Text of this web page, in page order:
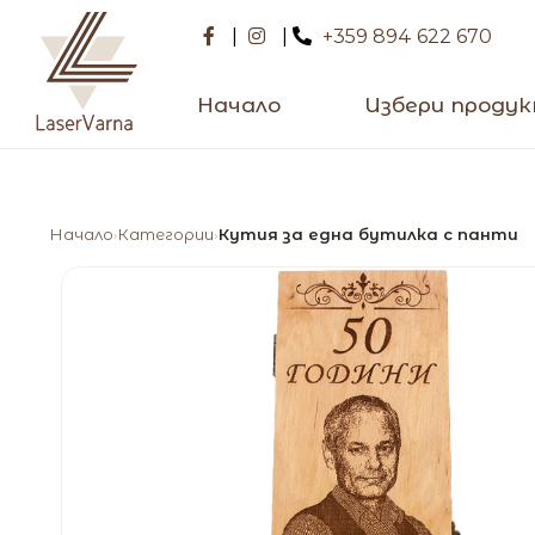
+359 894 622 670
Начало Избери
Начало›Категории›Кутия за една бутилка с панти